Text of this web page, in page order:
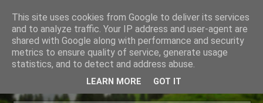
This site uses cookies from Google to deliver its services
and to analyze traffic. Your IP address and user-agent are
shared with Google along with performance and security
metrics to ensure quality of service, generate usage
statistics, and to detect and address abuse.
LEARN MORE GOT IT